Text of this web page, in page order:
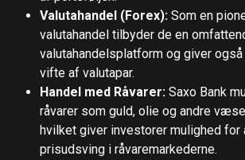
Valutahandel (Forex): Som en
valutahandel tilbyder de en
valutahandelsplatform og giver
vifte af valutapar.
Handel med Råvarer: Saxo Bank
råvarer som guld, olie og andre
hvilket giver investorer mulighed for
prisudsving i råvaremarkederne.